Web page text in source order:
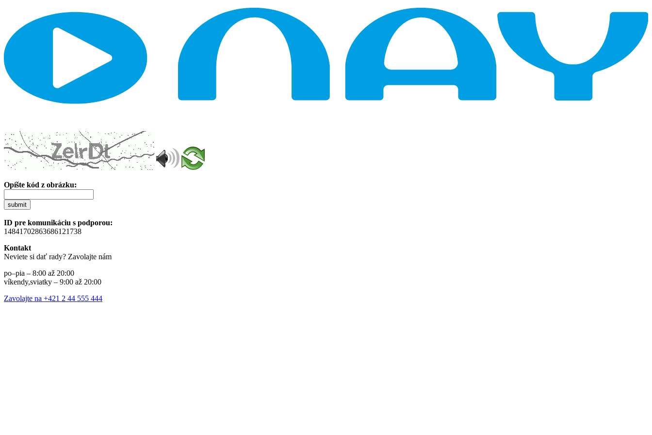
Opíšte kód z obrázku:
submit
ID pre komunikáciu s podporou:
14841702863686121738
Kontakt
Neviete si dať rady? Zavolajte nám
po–pia – 8:00 až 20:00
víkendy,sviatky – 9:00 až 20:00
Zavolajte na +421 2 44 555 444